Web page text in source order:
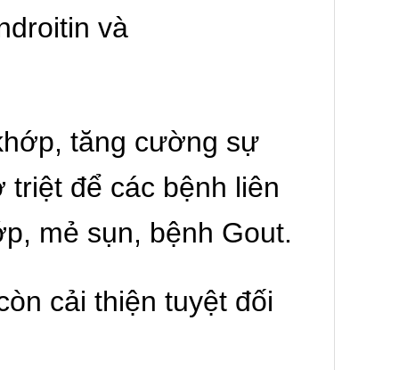
và
tăng cường sự
để các bệnh liên
mẻ sụn, bệnh Gout.
cải thiện tuyệt đối